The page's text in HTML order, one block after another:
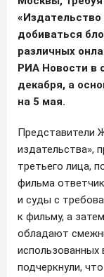
добиваться
различных
РИА Новости в
декабря, а
на 5 мая.
Представители
издательства»,
третьего лица,
фильма
и суды с
к фильму, а
обладают
подчеркнули,